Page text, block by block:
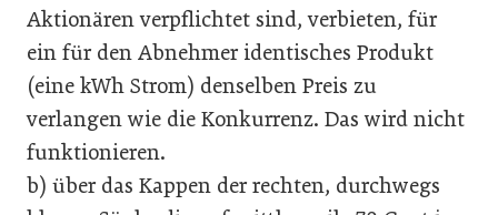
Aktionären verpflichtet sind, verbieten, für
ein für den Abnehmer identisches Produkt
(eine kWh Strom) denselben Preis zu
verlangen wie die Konkurrenz. Das wird nicht
funktionieren.
b) über das Kappen der rechten, durchwegs